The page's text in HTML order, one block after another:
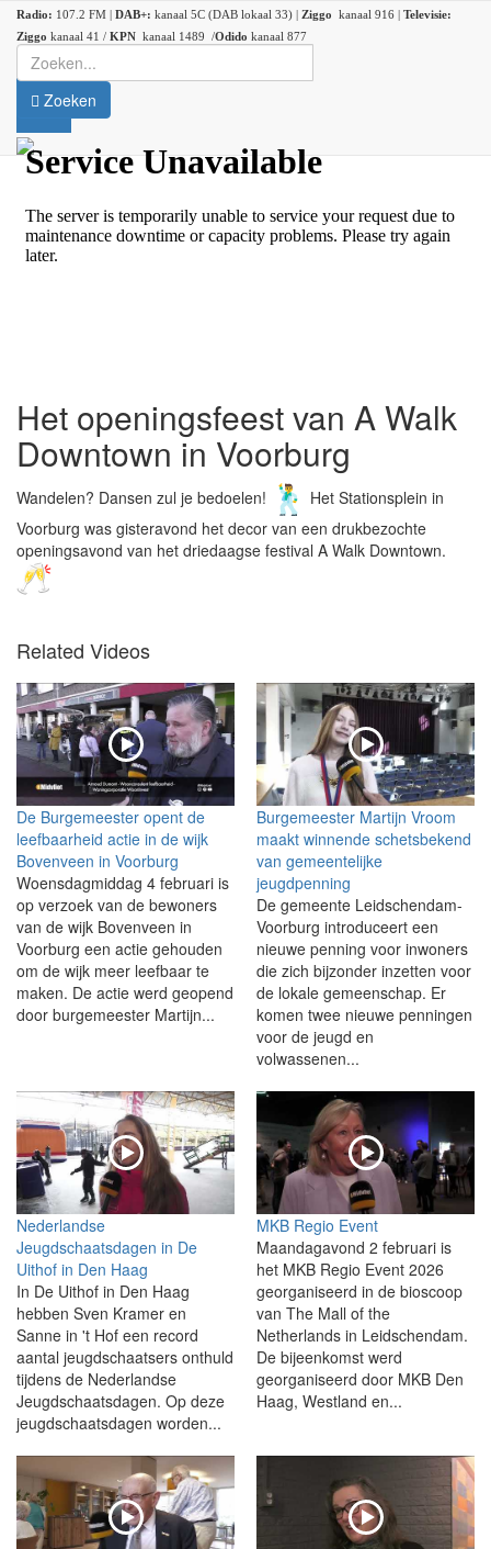
Radio: 107.2 FM | DAB+: kanaal 5C (DAB lokaal 33) | Ziggo kanaal 916 | Televisie:
Ziggo kanaal 41 / KPN kanaal 1489 /Odido kanaal 877
Zoeken
Het openingsfeest van A Walk
Downtown in Voorburg
Wandelen? Dansen zul je bedoelen!
Het Stationsplein in
Voorburg was gisteravond het decor van een drukbezochte
openingsavond van het driedaagse festival A Walk Downtown.
Related Videos
De Burgemeester opent de
leefbaarheid actie in de wijk
Bovenveen in Voorburg
Woensdagmiddag 4 februari is
op verzoek van de bewoners
van de wijk Bovenveen in
Voorburg een actie gehouden
om de wijk meer leefbaar te
maken. De actie werd geopend
door burgemeester Martijn...
Burgemeester Martijn Vroom
maakt winnende schetsbekend
van gemeentelijke
jeugdpenning
De gemeente Leidschendam-
Voorburg introduceert een
nieuwe penning voor inwoners
die zich bijzonder inzetten voor
de lokale gemeenschap. Er
komen twee nieuwe penningen
voor de jeugd en
volwassenen...
Nederlandse
Jeugdschaatsdagen in De
Uithof in Den Haag
In De Uithof in Den Haag
hebben Sven Kramer en
Sanne in 't Hof een record
aantal jeugdschaatsers onthuld
tijdens de Nederlandse
Jeugdschaatsdagen. Op deze
jeugdschaatsdagen worden...
MKB Regio Event
Maandagavond 2 februari is
het MKB Regio Event 2026
georganiseerd in de bioscoop
van The Mall of the
Netherlands in Leidschendam.
De bijeenkomst werd
georganiseerd door MKB Den
Haag, Westland en...